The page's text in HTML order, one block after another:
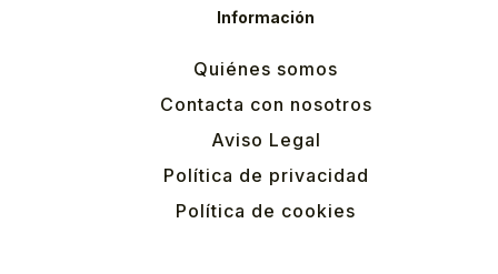
Información
Quiénes somos
Contacta con nosotros
Aviso Legal
Política de privacidad
Política de cookies